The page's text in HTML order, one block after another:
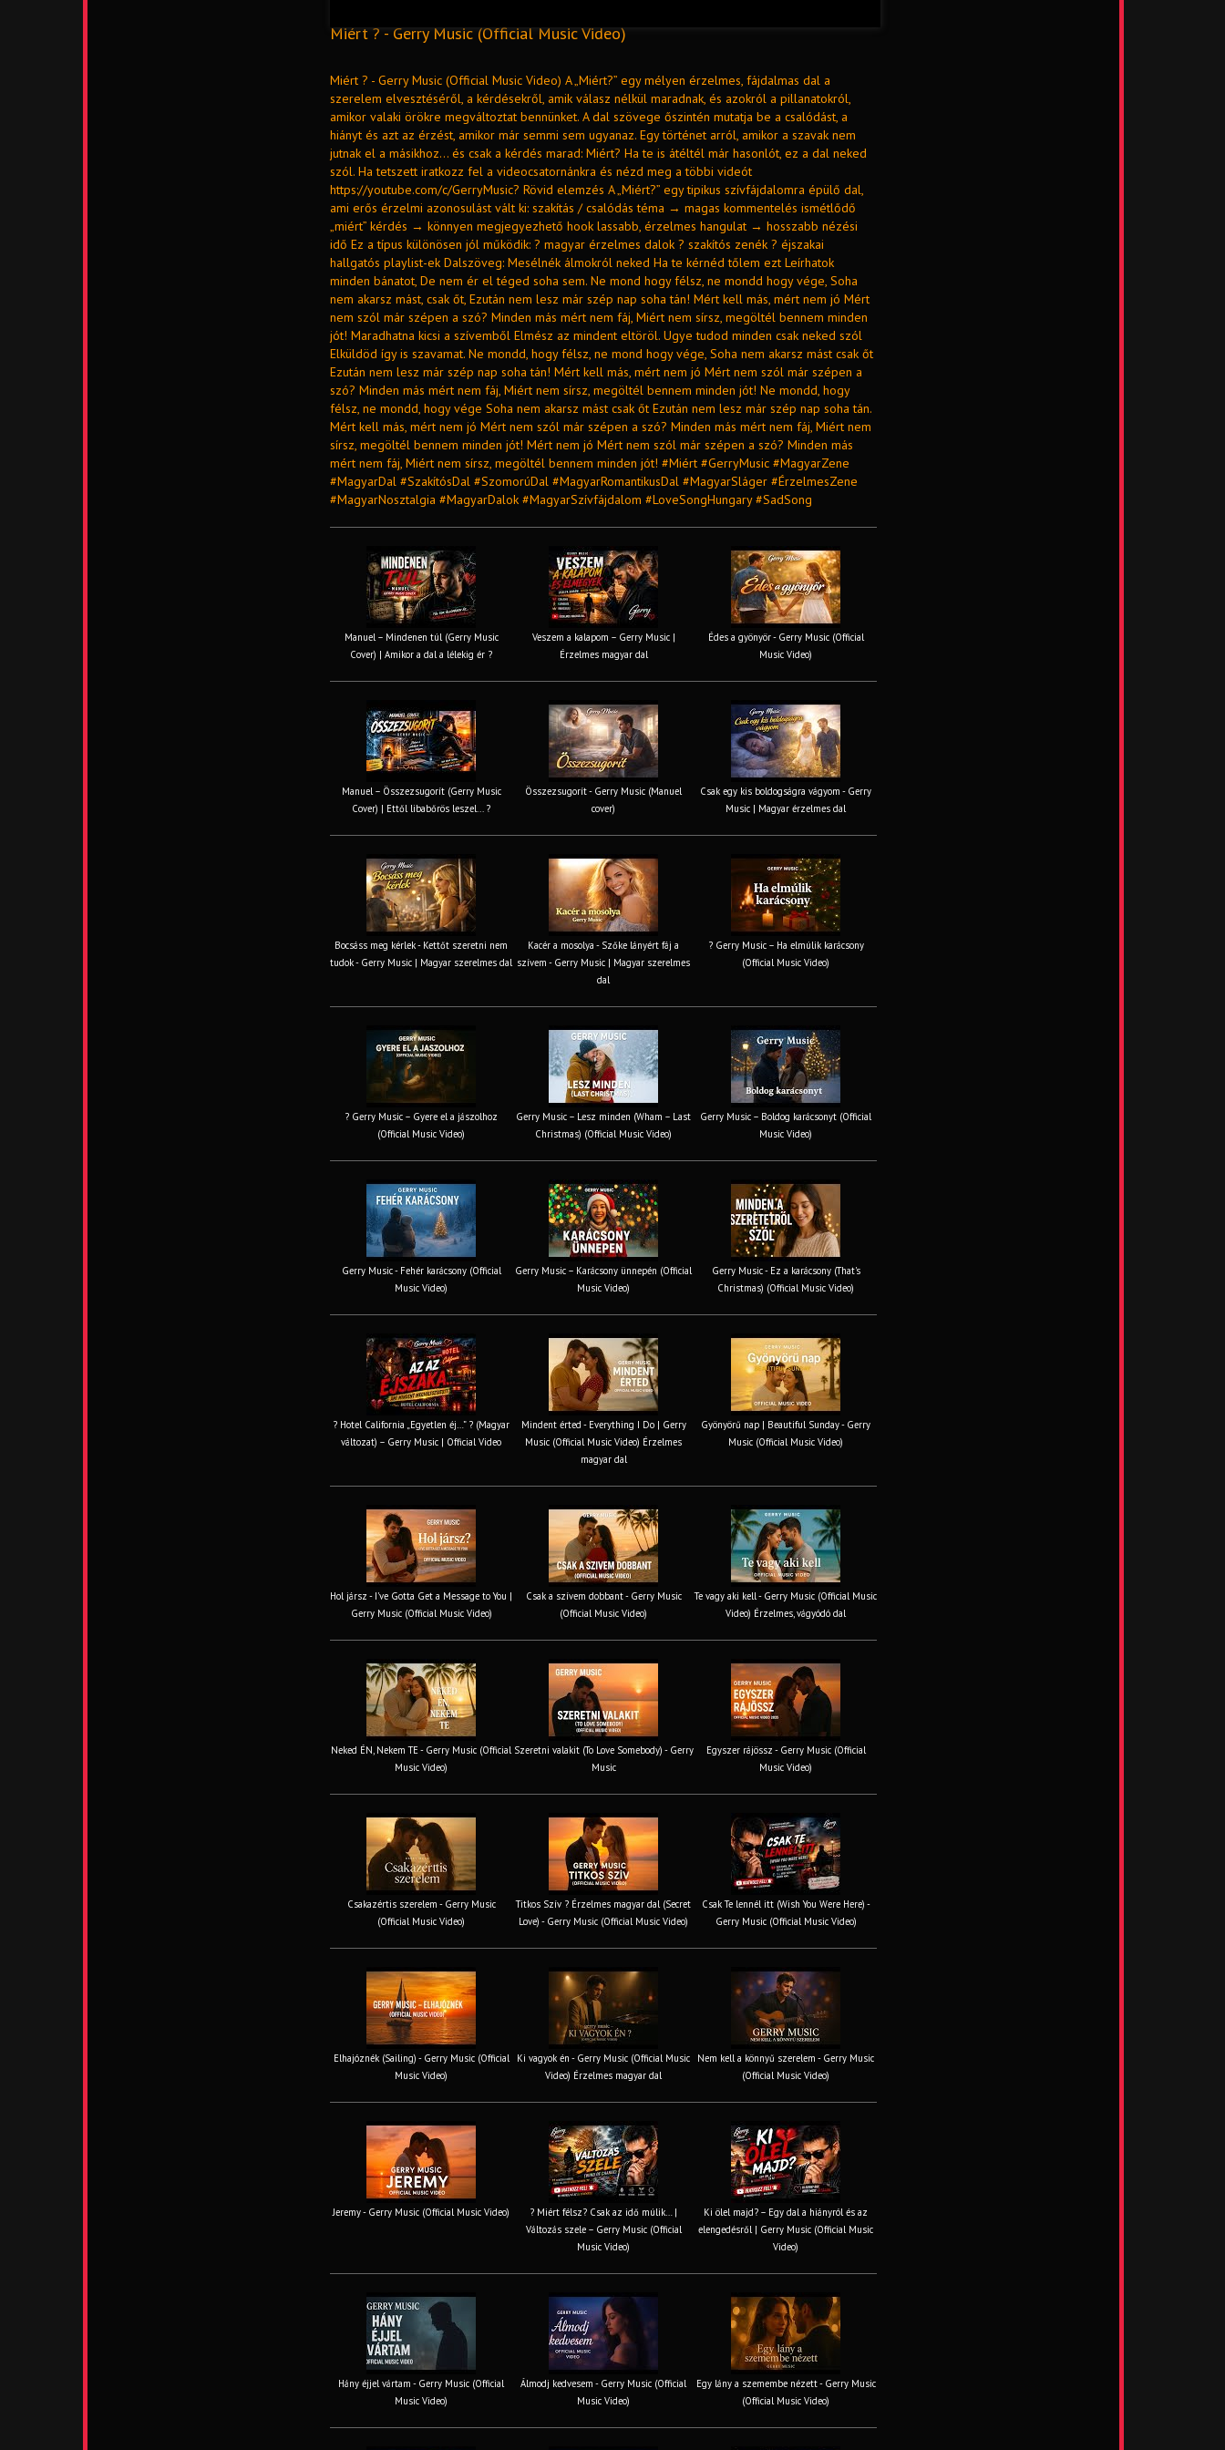
Miért ? - Gerry Music (Official Music Video)
Miért ? - Gerry Music (Official Music Video) A „Miért?” egy mélyen érzelmes, fájdalmas dal a
szerelem elvesztéséről, a kérdésekről, amik válasz nélkül maradnak, és azokról a pillanatokról,
amikor valaki örökre megváltoztat bennünket. A dal szövege őszintén mutatja be a csalódást, a
hiányt és azt az érzést, amikor már semmi sem ugyanaz. Egy történet arról, amikor a szavak nem
jutnak el a másikhoz… és csak a kérdés marad: Miért? Ha te is átéltél már hasonlót, ez a dal neked
szól. Ha tetszett iratkozz fel a videocsatornánkra és nézd meg a többi videót
https://youtube.com/c/GerryMusic​ ? Rövid elemzés A „Miért?” egy tipikus szívfájdalomra épülő dal,
ami erős érzelmi azonosulást vált ki: szakítás / csalódás téma → magas kommentelés ismétlődő
„miért” kérdés → könnyen megjegyezhető hook lassabb, érzelmes hangulat → hosszabb nézési
idő Ez a típus különösen jól működik: ? magyar érzelmes dalok ? szakítós zenék ? éjszakai
hallgatós playlist-ek Dalszöveg: Mesélnék álmokról neked Ha te kérnéd tőlem ezt Leírhatok
minden bánatot, De nem ér el téged soha sem. Ne mond hogy félsz, ne mondd hogy vége, Soha
nem akarsz mást, csak őt, Ezután nem lesz már szép nap soha tán! Mért kell más, mért nem jó Mért
nem szól már szépen a szó? Minden más mért nem fáj, Miért nem sírsz, megöltél bennem minden
jót! Maradhatna kicsi a szívemből Elmész az mindent eltöröl. Ugye tudod minden csak neked szól
Elküldöd így is szavamat. Ne mondd, hogy félsz, ne mond hogy vége, Soha nem akarsz mást csak őt
Ezután nem lesz már szép nap soha tán! Mért kell más, mért nem jó Mért nem szól már szépen a
szó? Minden más mért nem fáj, Miért nem sírsz, megöltél bennem minden jót! Ne mondd, hogy
félsz, ne mondd, hogy vége Soha nem akarsz mást csak őt Ezután nem lesz már szép nap soha tán.
Mért kell más, mért nem jó Mért nem szól már szépen a szó? Minden más mért nem fáj, Miért nem
sírsz, megöltél bennem minden jót! Mért nem jó Mért nem szól már szépen a szó? Minden más
mért nem fáj, Miért nem sírsz, megöltél bennem minden jót! #Miért #GerryMusic #MagyarZene
#MagyarDal #SzakítósDal #SzomorúDal #MagyarRomantikusDal #MagyarSláger #ÉrzelmesZene
#MagyarNosztalgia #MagyarDalok #MagyarSzívfájdalom #LoveSongHungary #SadSong
Manuel – Mindenen túl (Gerry Music
Cover) | Amikor a dal a lélekig ér ?
Veszem a kalapom – Gerry Music |
Érzelmes magyar dal
Édes a gyönyör - Gerry Music (Official
Music Video)
Manuel – Összezsugorít (Gerry Music
Cover) | Ettől libabőrös leszel... ?
Összezsugorít - Gerry Music (Manuel
cover)
Csak egy kis boldogságra vágyom - Gerry
Music | Magyar érzelmes dal
Bocsáss meg kérlek - Kettőt szeretni nem
tudok - Gerry Music | Magyar szerelmes dal
Kacér a mosolya - Szőke lányért fáj a
szívem - Gerry Music | Magyar szerelmes
dal
? Gerry Music – Ha elmúlik karácsony
(Official Music Video)
? Gerry Music – Gyere el a jászolhoz
(Official Music Video)
Gerry Music – Lesz minden (Wham – Last
Christmas) (Official Music Video)
Gerry Music – Boldog karácsonyt (Official
Music Video)
Gerry Music - Fehér karácsony (Official
Music Video)
Gerry Music – Karácsony ünnepén (Official
Music Video)
Gerry Music - Ez a karácsony (That's
Christmas) (Official Music Video)
? Hotel California „Egyetlen éj…” ? (Magyar
változat) – Gerry Music | Official Video
Mindent érted - Everything I Do | Gerry
Music (Official Music Video) Érzelmes
magyar dal
Gyönyörű nap | Beautiful Sunday - Gerry
Music (Official Music Video)
Hol jársz - I've Gotta Get a Message to You |
Gerry Music (Official Music Video)
Csak a szívem dobbant - Gerry Music
(Official Music Video)
Te vagy aki kell - Gerry Music (Official Music
Video) Érzelmes, vágyódó dal
Neked ÉN, Nekem TE - Gerry Music (Official
Music Video)
Szeretni valakit (To Love Somebody) - Gerry
Music
Egyszer rájössz - Gerry Music (Official
Music Video)
Csakazértis szerelem - Gerry Music
(Official Music Video)
Titkos Szív ? Érzelmes magyar dal (Secret
Love) - Gerry Music (Official Music Video)
Csak Te lennél itt (Wish You Were Here) -
Gerry Music (Official Music Video)
Elhajóznék (Sailing) - Gerry Music (Official
Music Video)
Ki vagyok én - Gerry Music (Official Music
Video) Érzelmes magyar dal
Nem kell a könnyű szerelem - Gerry Music
(Official Music Video)
Jeremy - Gerry Music (Official Music Video)
? Miért félsz? Csak az idő múlik… |
Változás szele – Gerry Music (Official
Music Video)
Ki ölel majd? – Egy dal a hiányról és az
elengedésről | Gerry Music (Official Music
Video)
Hány éjjel vártam - Gerry Music (Official
Music Video)
Álmodj kedvesem - Gerry Music (Official
Music Video)
Egy lány a szemembe nézett - Gerry Music
(Official Music Video)